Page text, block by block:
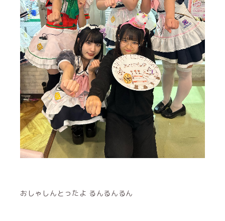
おしゃしんとったよ るんるんるん